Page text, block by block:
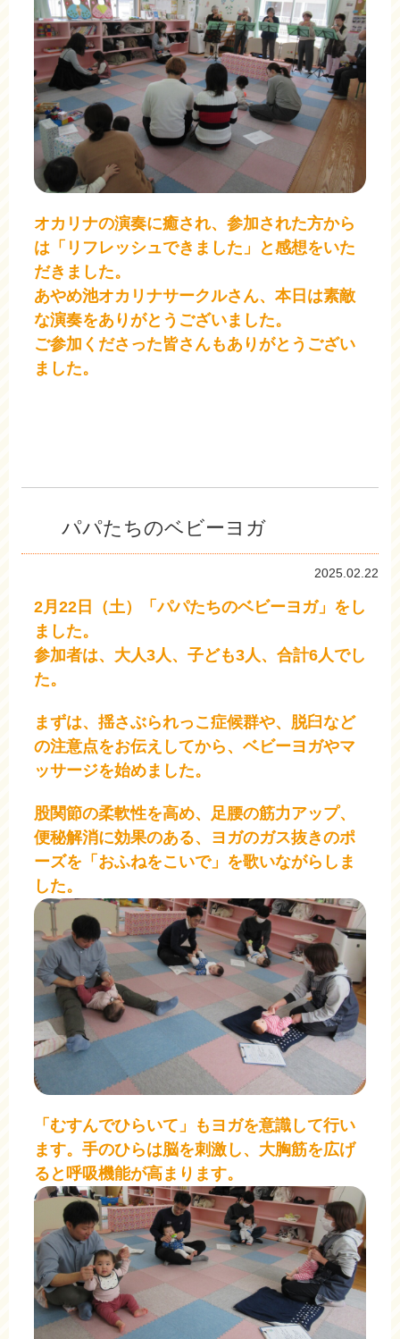
オカリナの演奏に癒され、参加された方から
は「リフレッシュできました」と感想をいた
だきました。
あやめ池オカリナサークルさん、本日は素敵
な演奏をありがとうございました。
ご参加くださった皆さんもありがとうござい
ました。
パパたちのベビーヨガ
2025.02.22
2月22日（土）「パパたちのベビーヨガ」をし
ました。
参加者は、大人3人、子ども3人、合計6人でし
た。
まずは、揺さぶられっこ症候群や、脱臼など
の注意点をお伝えしてから、ベビーヨガやマ
ッサージを始めました。
股関節の柔軟性を高め、足腰の筋力アップ、
便秘解消に効果のある、ヨガのガス抜きのポ
ーズを「おふねをこいで」を歌いながらしま
した。
「むすんでひらいて」もヨガを意識して行い
ます。手のひらは脳を刺激し、大胸筋を広げ
ると呼吸機能が高まります。